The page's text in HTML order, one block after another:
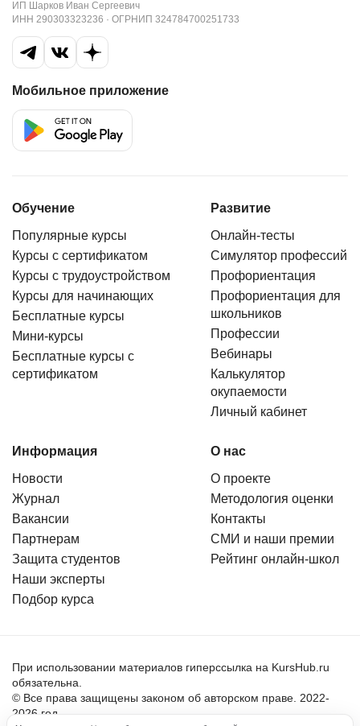
ИП Шарков Иван Сергеевич
ИНН 290303323236 · ОГРНИП 324784700251733
Мобильное приложение
Обучение
Популярные курсы
Курсы с сертификатом
Курсы с трудоустройством
Курсы для начинающих
Бесплатные курсы
Мини-курсы
Бесплатные курсы с
сертификатом
Развитие
Онлайн-тесты
Симулятор профессий
Профориентация
Профориентация для
школьников
Профессии
Вебинары
Калькулятор
окупаемости
Личный кабинет
Информация
Новости
Журнал
Вакансии
Партнерам
Защита студентов
Наши эксперты
Подбор курса
О нас
О проекте
Методология оценки
Контакты
СМИ и наши премии
Рейтинг онлайн-школ
При использовании материалов гиперссылка на KursHub.ru
обязательна.
© Все права защищены законом об авторском праве. 2022-
2026 год.